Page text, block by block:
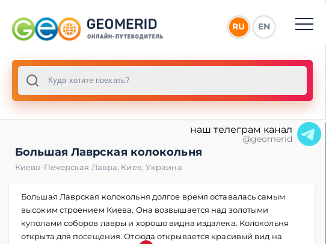
RU EN
наш телеграм канал
@geomerid
Большая Лаврская колокольня
Киево-Печерская Лавра, Киев, Украина
Большая Лаврская колокольня долгое время оставалась самым
высоким строением Киева. Она возвышается над золотыми
куполами соборов лавры и хорошо видна издалека. Колокольня
открыта для посещения. Отсюда открывается красивый вид на